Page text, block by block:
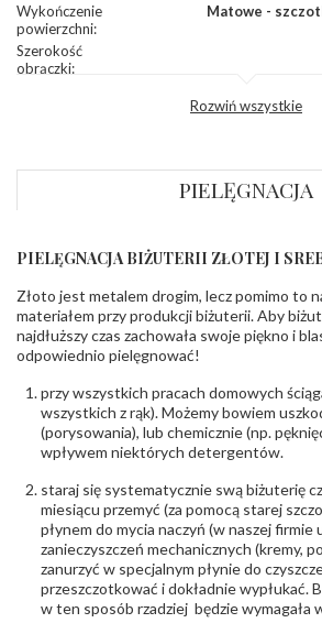
Wykończenie
powierzchni:
Matowe -
Szerokość
obrączki:
INNE PARAMETRY
Producent
odpowiedzialny:
PZ Stelmach Sp. z o.o.
Opole; NIP 7542889545;
Bezpieczeństwo
ostrzeżenia:
Nie nadaje się dla dzieci w
Rozwiń wszystkie
PIELĘGNACJA
PIELĘGNACJA BIŻUTERII ZŁOTEJ I
Złoto jest metalem drogim, lecz pomimo to
materiałem przy produkcji biżuterii. Aby
najdłuższy czas zachowała swoje piękno i
odpowiednio pielęgnować!
przy wszystkich pracach domowych
wszystkich z rąk). Możemy bowiem
(porysowania), lub chemicznie (np.
wpływem niektórych detergentów.
staraj się systematycznie swą biżuterię
miesiącu przemyć (za pomocą starej
płynem do mycia naczyń (w naszej firmie
zanieczyszczeń mechanicznych (kremy,
zanurzyć w specjalnym płynie do
przeszczotkować i dokładnie wypłukać.
w ten sposób rzadziej będzie wymagała